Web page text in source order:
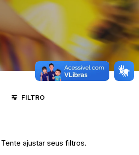
FILTRO
ajustar seus filtros.